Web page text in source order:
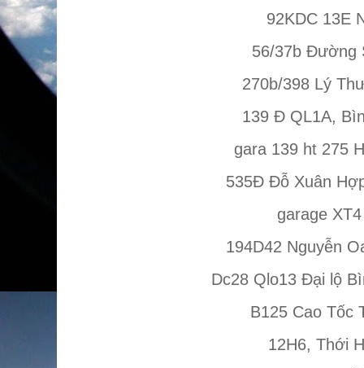
92KDC 13E
56/37b Đường
270b/398 Lý
139 Đ QL1A,
gara 139 ht 275
535Đ Đỗ Xuân
garage
194D42 Nguyễn
Dc28 Qlo13 Đại lộ
B125 Cao Tốc
12H6, Thới